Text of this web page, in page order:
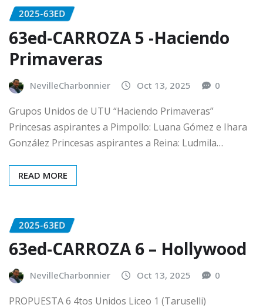
2025-63ED
63ed-CARROZA 5 -Haciendo
Primaveras
NevilleCharbonnier Oct 13, 2025 0
Grupos Unidos de UTU “Haciendo Primaveras”
Princesas aspirantes a Pimpollo: Luana Gómez e Ihara
González Princesas aspirantes a Reina: Ludmila…
READ MORE
2025-63ED
63ed-CARROZA 6 – Hollywood
NevilleCharbonnier Oct 13, 2025 0
PROPUESTA 6 4tos Unidos Liceo 1 (Taruselli)